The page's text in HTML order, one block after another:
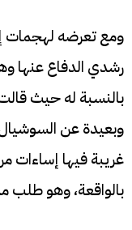
ومع تعرضه لهجمات
رشدي الدفاع عنها
بالنسبة له حيث
وبعيدة عن
غريبة فيها
بالواقعة، وهو طلب